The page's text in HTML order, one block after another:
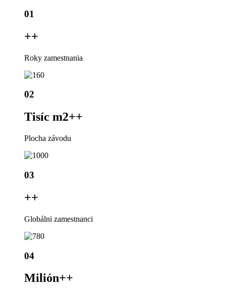
01
++
Roky zamestnania
02
Tisíc m2++
Plocha závodu
03
++
Globálni zamestnanci
04
Milión++